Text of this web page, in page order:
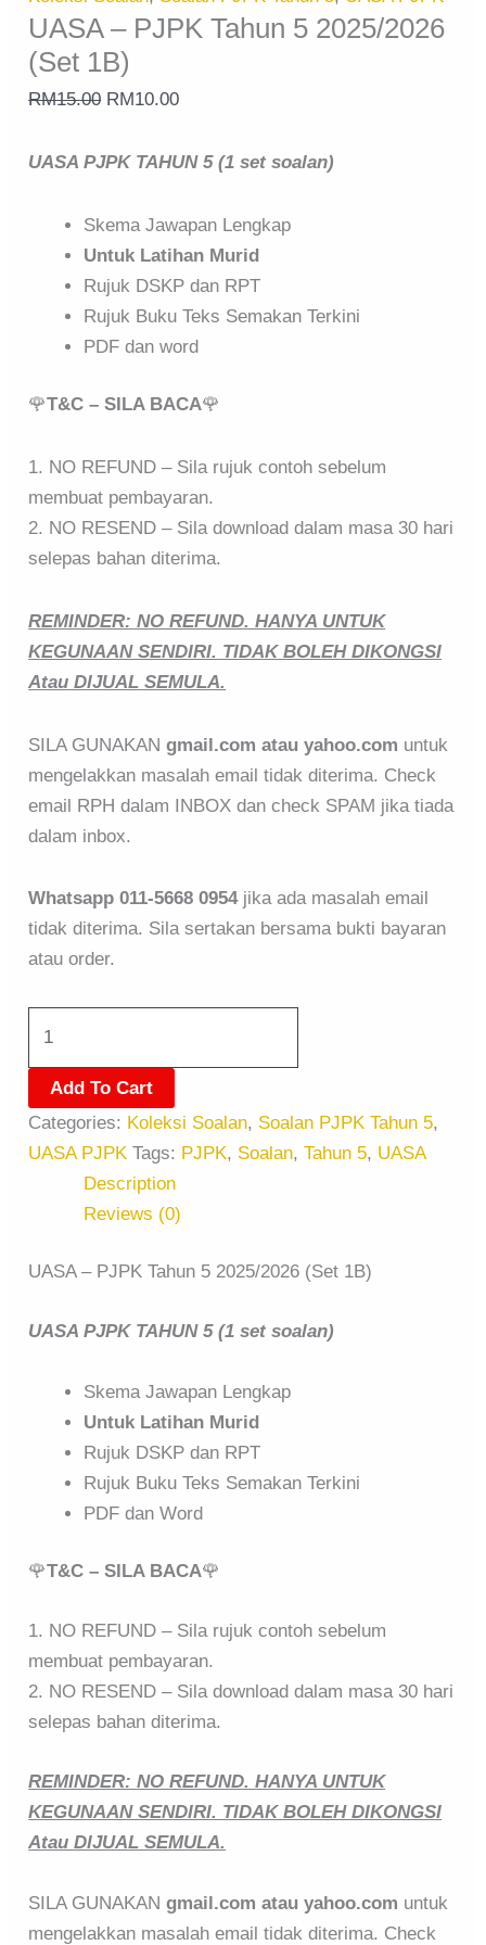
UASA – PJPK Tahun 5 2025/2026
(Set 1B)
RM15.00 RM10.00
UASA PJPK TAHUN 5 (1 set soalan)
Skema Jawapan Lengkap
Untuk Latihan Murid
Rujuk DSKP dan RPT
Rujuk Buku Teks Semakan Terkini
PDF dan word
🌹T&C – SILA BACA🌹
1. NO REFUND – Sila rujuk contoh sebelum
membuat pembayaran.
2. NO RESEND – Sila download dalam masa 30 hari
selepas bahan diterima.
REMINDER: NO REFUND. HANYA UNTUK
KEGUNAAN SENDIRI. TIDAK BOLEH DIKONGSI
Atau DIJUAL SEMULA.
SILA GUNAKAN gmail.com atau yahoo.com untuk
mengelakkan masalah email tidak diterima. Check
email RPH dalam INBOX dan check SPAM jika tiada
dalam inbox.
Whatsapp 011-5668 0954jika ada masalah email
tidak diterima. Sila sertakan bersama bukti bayaran
atau order.
Add To Cart
Categories: Koleksi Soalan, Soalan PJPK Tahun 5,
UASA PJPK Tags: PJPK, Soalan,Tahun 5, UASA
Description
Reviews (0)
UASA – PJPK Tahun 5 2025/2026 (Set 1B)
UASA PJPK TAHUN 5 (1 set soalan)
Skema Jawapan Lengkap
Untuk Latihan Murid
Rujuk DSKP dan RPT
Rujuk Buku Teks Semakan Terkini
PDF dan Word
🌹T&C – SILA BACA🌹
1. NO REFUND – Sila rujuk contoh sebelum
membuat pembayaran.
2. NO RESEND – Sila download dalam masa 30 hari
selepas bahan diterima.
REMINDER: NO REFUND. HANYA UNTUK
KEGUNAAN SENDIRI. TIDAK BOLEH DIKONGSI
Atau DIJUAL SEMULA.
SILA GUNAKAN gmail.com atau yahoo.com untuk
mengelakkan masalah email tidak diterima. Check